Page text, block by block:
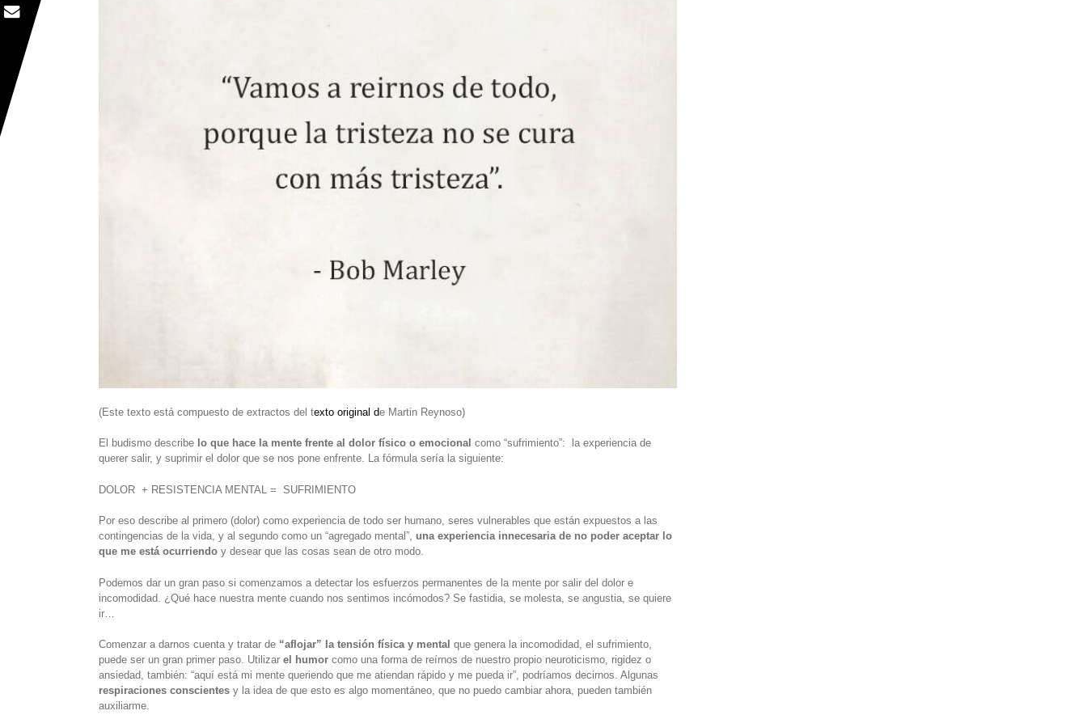
(Este texto está compuesto de extractos del texto original de Martin Reynoso)
El budismo describe lo que hace la mente frente al dolor físico o emocional como “sufrimiento”: la experiencia de
querer salir, y suprimir el dolor que se nos pone enfrente. La fórmula sería la siguiente:
DOLOR + RESISTENCIA MENTAL = SUFRIMIENTO
Por eso describe al primero (dolor) como experiencia de todo ser humano, seres vulnerables que están expuestos a las
contingencias de la vida, y al segundo como un “agregado mental”, una experiencia innecesaria de no poder aceptar lo
que me está ocurriendo y desear que las cosas sean de otro modo.
Podemos dar un gran paso si comenzamos a detectar los esfuerzos permanentes de la mente por salir del dolor e
incomodidad. ¿Qué hace nuestra mente cuando nos sentimos incómodos? Se fastidia, se molesta, se angustia, se quiere
ir…
Comenzar a darnos cuenta y tratar de “aflojar” la tensión física y mental que genera la incomodidad, el sufrimiento,
puede ser un gran primer paso. Utilizar el humor como una forma de reírnos de nuestro propio neuroticismo, rigidez o
ansiedad, también: “aquí está mi mente queriendo que me atiendan rápido y me pueda ir”, podríamos decirnos. Algunas
respiraciones conscientes y la idea de que esto es algo momentáneo, que no puedo cambiar ahora, pueden también
auxiliarme.